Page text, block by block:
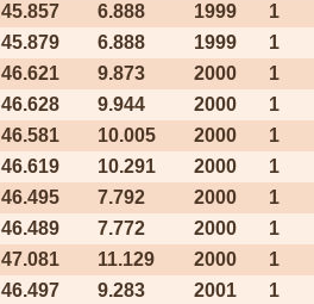
45.857 6.888 1999
1
45.879 6.888 1999
1
46.621 9.873 2000
1
46.628 9.944 2000
1
46.581 10.005 2000
1
46.619 10.291 2000
1
46.495 7.792 2000
1
46.489 7.772 2000
1
47.081 11.129 2000
1
46.497 9.283 2001
1